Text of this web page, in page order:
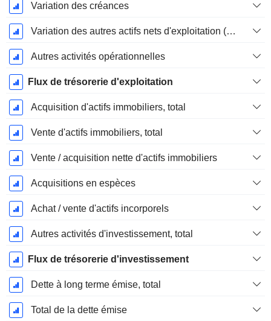
Variation des créances
Variation des autres actifs nets d'exploitation (perçus)
Autres activités opérationnelles
Flux de trésorerie d'exploitation
Acquisition d'actifs immobiliers, total
Vente d'actifs immobiliers, total
Vente / acquisition nette d'actifs immobiliers
Acquisitions en espèces
Achat / vente d'actifs incorporels
Autres activités d'investissement, total
Flux de trésorerie d'investissement
Dette à long terme émise, total
Total de la dette émise